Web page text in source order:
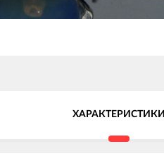
ХАРАКТЕРИСТИКИ